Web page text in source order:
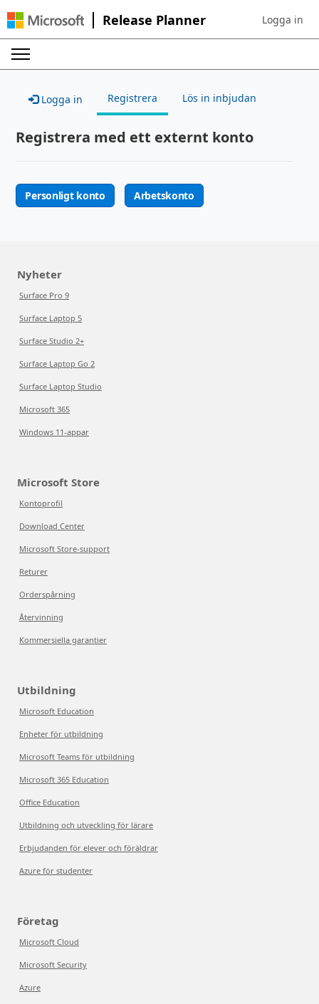
Release Planner Sign in to
Logga in
Logga in Registrera Lös in inbjudan
Registrera med ett externt konto
Personligt konto Arbetskonto
Nyheter
Surface Pro 9
Surface Laptop 5
Surface Studio 2+
Surface Laptop Go 2
Surface Laptop Studio
Microsoft 365
Windows 11-appar
Microsoft Store
Kontoprofil
Download Center
Microsoft Store-support
Returer
Orderspårning
Återvinning
Kommersiella garantier
Utbildning
Microsoft Education
Enheter för utbildning
Microsoft Teams för utbildning
Microsoft 365 Education
Office Education
Utbildning och utveckling för lärare
Erbjudanden för elever och föräldrar
Azure för studenter
Företag
Microsoft Cloud
Microsoft Security
Azure